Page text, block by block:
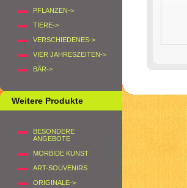
PFLANZEN->
TIERE->
VERSCHIEDENES->
VIER JAHRESZEITEN->
BÄR->
Weitere Produkte
BESONDERE
ANGEBOTE
MORBIDE KUNST
ART-SOUVENIRS
ORIGINALE->